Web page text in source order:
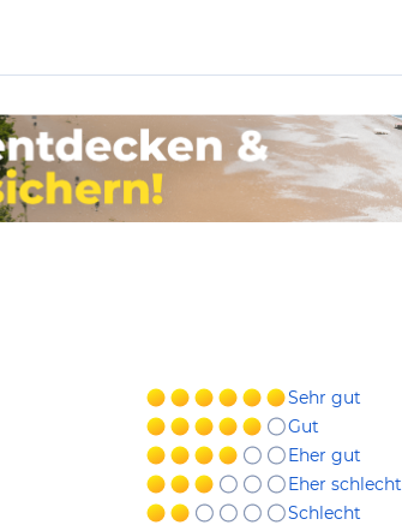
Sehr gut
Gut
Eher gut
Eher schlecht
Schlecht